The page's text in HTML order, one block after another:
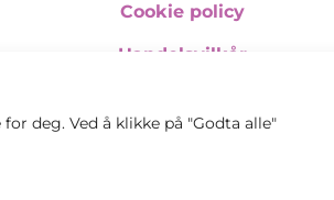
deg. Ved å klikke på "Godta alle"
Cookie policy
Handelsvilkår